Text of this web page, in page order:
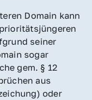
Domain kann
seiner
sogar
gem. § 12
aus
oder